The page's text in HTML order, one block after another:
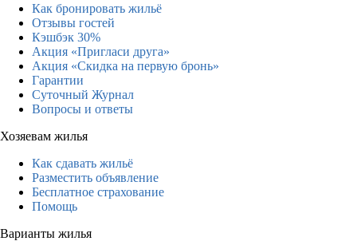
Как бронировать жильё
Отзывы гостей
Кэшбэк 30%
Акция «Пригласи друга»
Акция «Скидка на первую бронь»
Гарантии
Суточный Журнал
Вопросы и ответы
Хозяевам жилья
Как сдавать жильё
Разместить объявление
Бесплатное страхование
Помощь
Варианты жилья